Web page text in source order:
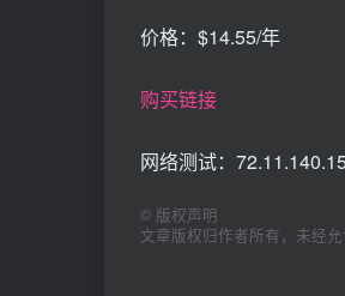
价格：$14.55/年
购买链接
网络测试：
© 版权声明
文章版权归作者所有，未经允